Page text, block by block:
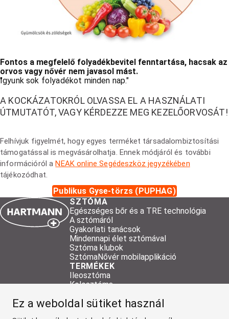
Ez a weboldal sütiket használ
Fontos a megfelelő folyadékbevitel fenntartása, hacsak az
orvos vagy nővér nem javasol mást.
Igyunk sok folyadékot minden nap.
A KOCKÁZATOKRÓL OLVASSA EL A HASZNÁLATI
ÚTMUTATÓT, VAGY KÉRDEZZE MEG KEZELŐORVOSÁT!
Felhívjuk figyelmét, hogy egyes terméket társadalombiztosítási
támogatással is megvásárolhatja. Ennek módjáról és további
információról aNEAK online Segédeszköz jegyzékében
tájékozódhat.
Publikus Gyse-törzs (PUPHAG)
SZTÓMA
Egészséges bőr és a TRE technológia
A sztómáról
Gyakorlati tanácsok
Mindennapi élet sztómával
Sztóma klubok
SztómaNővér mobilapplikáció
TERMÉKEK
Ileosztóma
Kolosztóma
Kiegészítő termékek